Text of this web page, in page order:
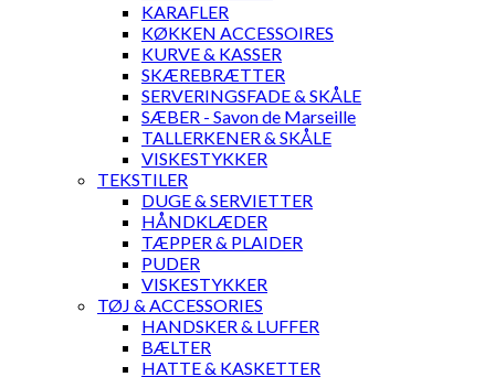
KARAFLER
KØKKEN ACCESSOIRES
KURVE & KASSER
SKÆREBRÆTTER
SERVERINGSFADE & SKÅLE
SÆBER - Savon de Marseille
TALLERKENER & SKÅLE
VISKESTYKKER
TEKSTILER
DUGE & SERVIETTER
HÅNDKLÆDER
TÆPPER & PLAIDER
PUDER
VISKESTYKKER
TØJ & ACCESSORIES
HANDSKER & LUFFER
BÆLTER
HATTE & KASKETTER